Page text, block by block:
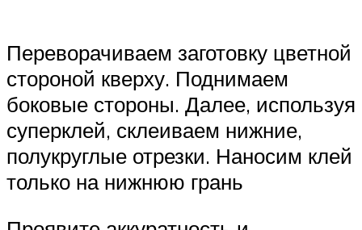
Переворачиваем заготовку цветной
стороной кверху. Поднимаем
боковые стороны. Далее, используя
суперклей, склеиваем нижние,
полукруглые отрезки. Наносим клей
только на нижнюю грань